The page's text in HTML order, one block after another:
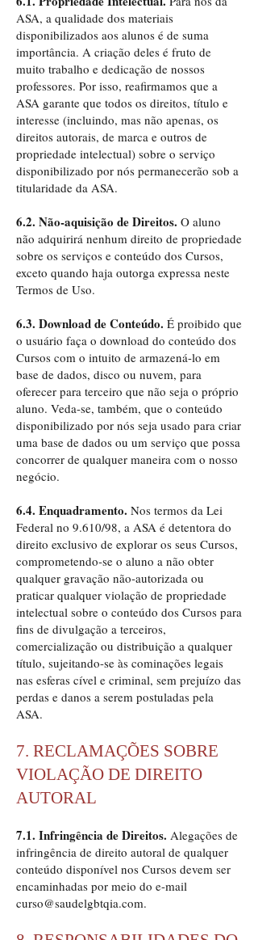
ASA, a qualidade dos materiais
disponibilizados aos alunos é de suma
importância. A criação deles é fruto de
muito trabalho e dedicação de nossos
professores. Por isso, reafirmamos que a
ASA garante que todos os direitos, título e
interesse (incluindo, mas não apenas, os
direitos autorais, de marca e outros de
propriedade intelectual) sobre o serviço
disponibilizado por nós permanecerão sob a
titularidade da ASA.
6.2. Não-aquisição de Direitos. O aluno
não adquirirá nenhum direito de propriedade
sobre os serviços e conteúdo dos Cursos,
exceto quando haja outorga expressa neste
Termos de Uso.
6.3. Download de Conteúdo. É proibido que
o usuário faça o download do conteúdo dos
Cursos com o intuito de armazená-lo em
base de dados, disco ou nuvem, para
oferecer para terceiro que não seja o próprio
aluno. Veda-se, também, que o conteúdo
disponibilizado por nós seja usado para criar
uma base de dados ou um serviço que possa
concorrer de qualquer maneira com o nosso
negócio.
6.4. Enquadramento. Nos termos da Lei
Federal no 9.610/98, a ASA é detentora do
direito exclusivo de explorar os seus Cursos,
comprometendo-se o aluno a não obter
qualquer gravação não-autorizada ou
praticar qualquer violação de propriedade
intelectual sobre o conteúdo dos Cursos para
fins de divulgação a terceiros,
comercialização ou distribuição a qualquer
título, sujeitando-se às cominações legais
nas esferas cível e criminal, sem prejuízo das
perdas e danos a serem postuladas pela
ASA.
7. RECLAMAÇÕES SOBRE
VIOLAÇÃO DE DIREITO
AUTORAL
7.1. Infringência de Direitos. Alegações de
infringência de direito autoral de qualquer
conteúdo disponível nos Cursos devem ser
encaminhadas por meio do e-mail
curso@saudelgbtqia.com.